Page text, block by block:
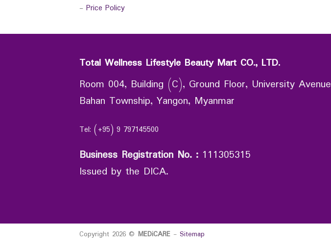
- Price Policy
Total Wellness Lifestyle Beauty Mart CO., LTD.
Room 004, Building (C), Ground Floor, University
Bahan Township, Yangon, Myanmar
Tel: (+95) 9 797145500
Business Registration No. : 111305315
Issued by the DICA.
Copyright 2026 © MEDiCARE - Sitemap